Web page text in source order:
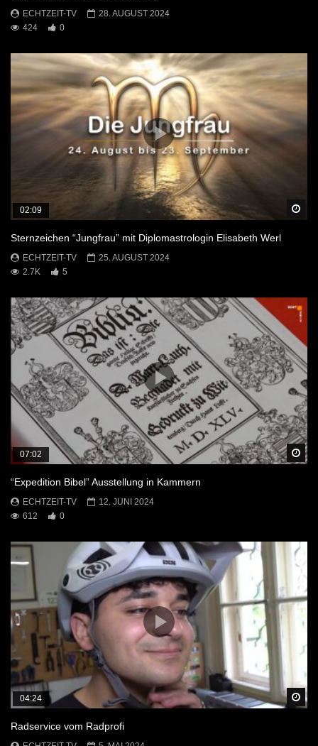
ECHTZEIT-TV
28. AUGUST 2024
424
0
02:09
Sternzeichen “Jungfrau” mit Diplomastrologin Elisabeth Werl
ECHTZEIT-TV
25. AUGUST 2024
2.7K
5
07:02
“Expedition Bibel” Ausstellung in Kammern
ECHTZEIT-TV
12. JUNI 2024
612
0
04:24
Radservice vom Radprofi